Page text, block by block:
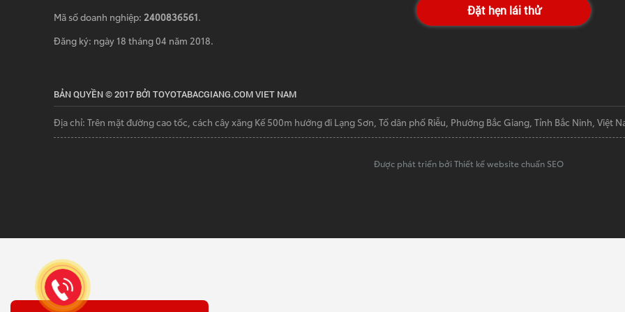
Mã số doanh nghiệp: 2400836561.
Đăng ký: ngày 18 tháng 04 năm 2018.
Đặt hẹn lái thử
BẢN QUYỀN © 2017 BỞI TOYOTABACGIANG.COM VIET NAM
Địa chỉ: Trên mặt đường cao tốc, cách cây xăng Kế 500m hướng đi Lạng Sơn, Tổ dân phố Riễu, Phường Bắc Giang, Tỉnh Bắc Ninh, Việt
Được phát triển bởi Thiết kế website chuẩn SEO